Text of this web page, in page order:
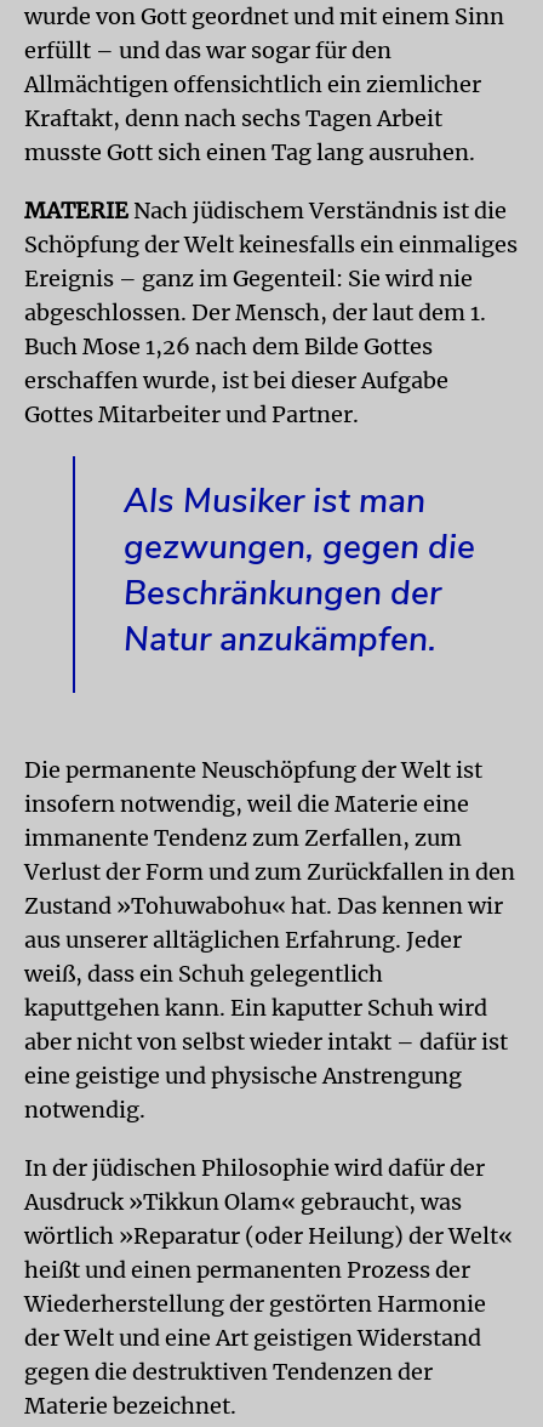
wurde von Gott geordnet und mit einem Sinn
erfüllt – und das war sogar für den
Allmächtigen offensichtlich ein ziemlicher
Kraftakt, denn nach sechs Tagen Arbeit
musste Gott sich einen Tag lang ausruhen.
MATERIE Nach jüdischem Verständnis ist die
Schöpfung der Welt keinesfalls ein einmaliges
Ereignis – ganz im Gegenteil: Sie wird nie
abgeschlossen. Der Mensch, der laut dem 1.
Buch Mose 1,26 nach dem Bilde Gottes
erschaffen wurde, ist bei dieser Aufgabe
Gottes Mitarbeiter und Partner.
Als Musiker ist man
gezwungen, gegen die
Beschränkungen der
Natur anzukämpfen.
Die permanente Neuschöpfung der Welt ist
insofern notwendig, weil die Materie eine
immanente Tendenz zum Zerfallen, zum
Verlust der Form und zum Zurückfallen in den
Zustand »Tohuwabohu« hat. Das kennen wir
aus unserer alltäglichen Erfahrung. Jeder
weiß, dass ein Schuh gelegentlich
kaputtgehen kann. Ein kaputter Schuh wird
aber nicht von selbst wieder intakt – dafür ist
eine geistige und physische Anstrengung
notwendig.
In der jüdischen Philosophie wird dafür der
Ausdruck »Tikkun Olam« gebraucht, was
wörtlich »Reparatur (oder Heilung) der Welt«
heißt und einen permanenten Prozess der
Wiederherstellung der gestörten Harmonie
der Welt und eine Art geistigen Widerstand
gegen die destruktiven Tendenzen der
Materie bezeichnet.